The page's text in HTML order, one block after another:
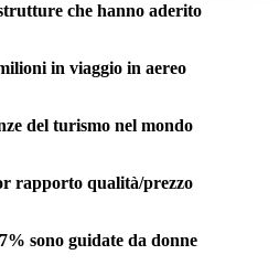
che hanno aderito
in viaggio in aereo
del turismo nel mondo
rapporto qualità/prezzo
sono guidate da donne